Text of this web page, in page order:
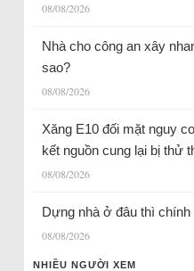
08/08/2026
Nhà cho công an xây
sao?
08/08/2026
Xăng E10 đối mặt nguy
kết nguồn cung lại bị thử
08/08/2026
Dựng nhà ở đâu thì chính
08/08/2026
NHIỀU NGƯỜI XEM